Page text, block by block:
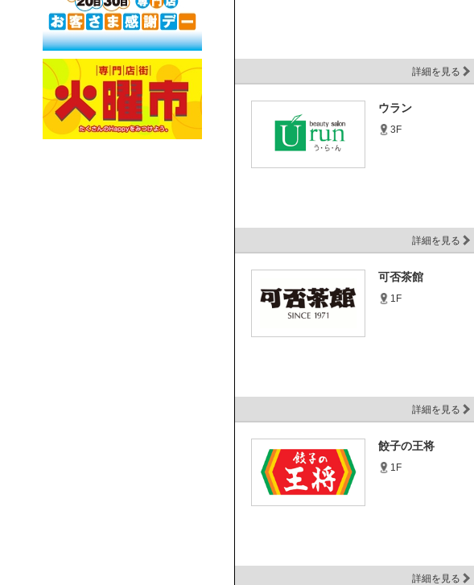
詳細を見る
ウラン
3F
詳細を見る
可否茶館
1F
詳細を見る
餃子の王将
1F
詳細を見る